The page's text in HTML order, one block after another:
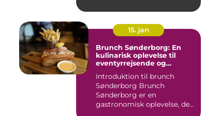
15. jan
Brunch Sønderborg: En
kulinarisk oplevelse til
eventyrrejsende og
Introduktion til brunch
Sønderborg Brunch
Sønderborg er en
gastronomisk oplevelse, der